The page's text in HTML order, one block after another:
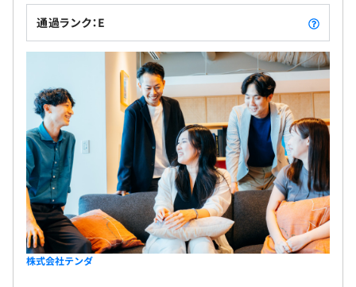
通過ランク：E
株式会社テンダ